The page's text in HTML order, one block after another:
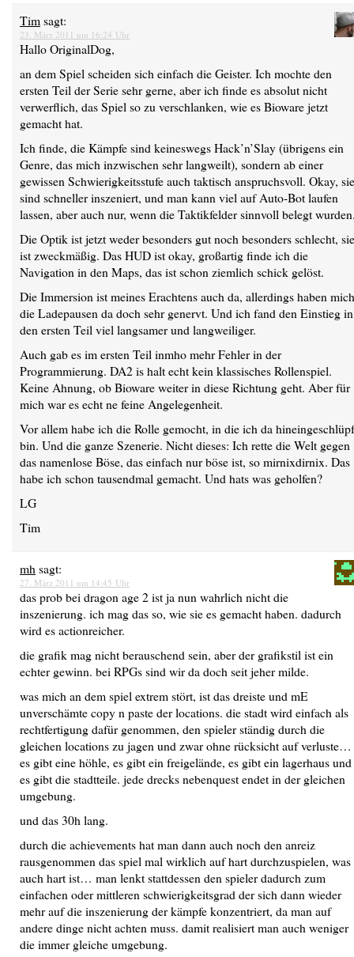
Tim sagt:
23. März 2011 um 16:24 Uhr
Hallo OriginalDog,
an dem Spiel scheiden sich einfach die Geister. Ich mochte den
ersten Teil der Serie sehr gerne, aber ich finde es absolut nicht
verwerflich, das Spiel so zu verschlanken, wie es Bioware jetzt
gemacht hat.
Ich finde, die Kämpfe sind keineswegs Hack’n’Slay (übrigens ein
Genre, das mich inzwischen sehr langweilt), sondern ab einer
gewissen Schwierigkeitsstufe auch taktisch anspruchsvoll. Okay, sie
sind schneller inszeniert, und man kann viel auf Auto-Bot laufen
lassen, aber auch nur, wenn die Taktikfelder sinnvoll belegt
Die Optik ist jetzt weder besonders gut noch besonders schlecht, sie
ist zweckmäßig. Das HUD ist okay, großartig finde ich die
Navigation in den Maps, das ist schon ziemlich schick gelöst.
Die Immersion ist meines Erachtens auch da, allerdings haben mich
die Ladepausen da doch sehr genervt. Und ich fand den Einstieg in
den ersten Teil viel langsamer und langweiliger.
Auch gab es im ersten Teil inmho mehr Fehler in der
Programmierung. DA2 is halt echt kein klassisches Rollenspiel.
Keine Ahnung, ob Bioware weiter in diese Richtung geht. Aber für
mich war es echt ne feine Angelegenheit.
Vor allem habe ich die Rolle gemocht, in die ich da
bin. Und die ganze Szenerie. Nicht dieses: Ich rette die Welt gegen
das namenlose Böse, das einfach nur böse ist, so mirnixdirnix. Das
habe ich schon tausendmal gemacht. Und hats was geholfen?
LG
Tim
mh sagt:
27. März 2011 um 14:45 Uhr
das prob bei dragon age 2 ist ja nun wahrlich nicht die
inszenierung. ich mag das so, wie sie es gemacht haben. dadurch
wird es actionreicher.
die grafik mag nicht berauschend sein, aber der grafikstil ist ein
echter gewinn. bei RPGs sind wir da doch seit jeher milde.
was mich an dem spiel extrem stört, ist das dreiste und mE
unverschämte copy n paste der locations. die stadt wird einfach als
rechtfertigung dafür genommen, den spieler ständig durch die
gleichen locations zu jagen und zwar ohne rücksicht auf verluste…
es gibt eine höhle, es gibt ein freigelände, es gibt ein lagerhaus und
es gibt die stadtteile. jede drecks nebenquest endet in der gleichen
umgebung.
und das 30h lang.
durch die achievements hat man dann auch noch den anreiz
rausgenommen das spiel mal wirklich auf hart durchzuspielen, was
auch hart ist… man lenkt stattdessen den spieler dadurch zum
einfachen oder mittleren schwierigkeitsgrad der sich dann wieder
mehr auf die inszenierung der kämpfe konzentriert, da man auf
andere dinge nicht achten muss. damit realisiert man auch weniger
die immer gleiche umgebung.